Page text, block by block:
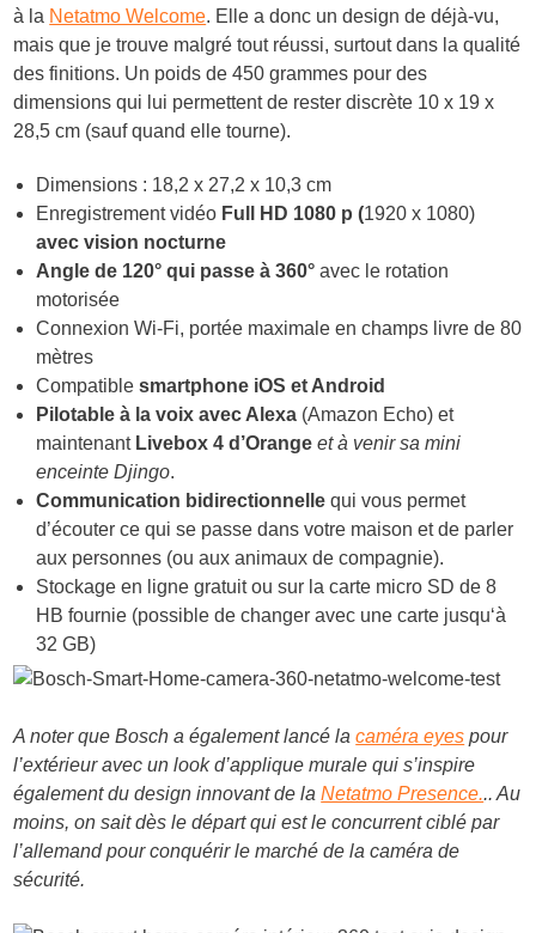
à la Netatmo Welcome. Elle a donc un design de déjà-vu,
mais que je trouve malgré tout réussi, surtout dans la qualité
des finitions. Un poids de 450 grammes pour des
dimensions qui lui permettent de rester discrète 10 x 19 x
28,5 cm (sauf quand elle tourne).
Dimensions : 18,2 x 27,2 x 10,3 cm
Enregistrement vidéo Full HD 1080 p (1920 x 1080)
avec vision nocturne
Angle de 120° qui passe à 360° avec le rotation
motorisée
Connexion Wi-Fi, portée maximale en champs livre de 80
mètres
Compatiblesmartphone iOS et Android
Pilotable à la voix avec Alexa (Amazon Echo) et
maintenantLivebox 4 d’Orangeet à venir sa mini
enceinte Djingo.
Communication bidirectionnelle qui vous permet
d’écouter ce qui se passe dans votre maison et de parler
aux personnes (ou aux animaux de compagnie).
Stockage en ligne gratuit ou sur la carte micro SD de 8
HB fournie (possible de changer avec une carte jusqu‘à
32 GB)
A noter que Bosch a également lancé lacaméra eyes pour
l’extérieur avec un look d’applique murale qui s’inspire
également du design innovant de laNetatmo Presence... Au
moins, on sait dès le départ qui est le concurrent ciblé par
l’allemand pour conquérir le marché de la caméra de
sécurité.